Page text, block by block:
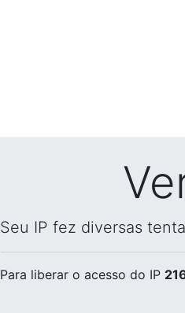
Seu IP fez diversas
Para liberar o acesso do IP